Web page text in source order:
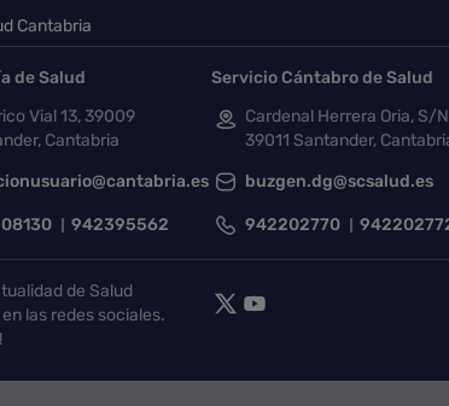
del pie de página
Cantabria
de Salud
Vial 13, 39009
Cantabria
942395562
Servicio Cántabro de Salud
Cardenal Herrera Oria, S/N
39011 Santander,
buzgen.dg@scsalud.es
942202770
de Salud
las redes sociales.